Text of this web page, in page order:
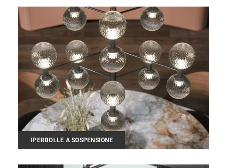
IPERBOLLE A SOSPENSIONE